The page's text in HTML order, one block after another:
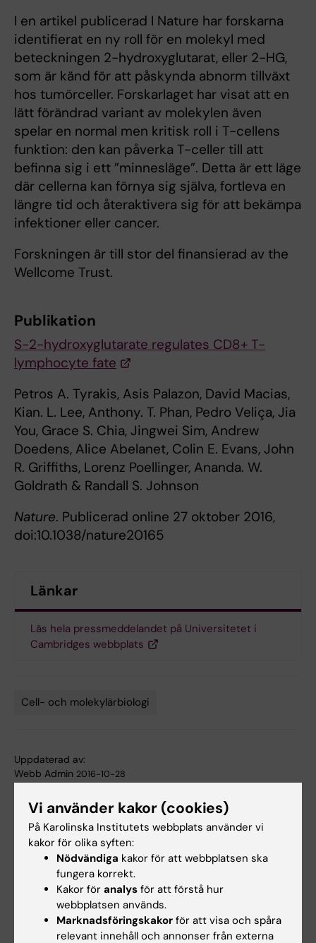
I en artikel publicerad I Nature har forskarna
identifierat en ny roll för en molekyl med
beteckningen 2-hydroxyglutarat, eller 2-HG,
som är känd för att påskynda abnorm tillväxt
hos tumörceller. Forskarlaget har visat att en
lätt förändrad variant av molekylen även
spelar en normal men kritisk roll i T-cellens
funktion: den kan påverka T-celler till att
befinna sig i ett ”minnesläge”. Detta är ett läge
där cellerna kan förnya sig själva, fortleva en
längre tid och återaktivera sig för att bekämpa
infektioner eller cancer.
Forskningen är till stor del finansierad av the
Wellcome Trust.
Publikation
S-2-hydroxyglutarate regulates CD8+ T-
lymphocyte fate
Petros A. Tyrakis, Asis Palazon, David Macias,
Kian. L. Lee, Anthony. T. Phan, Pedro Veliça, Jia
You, Grace S. Chia, Jingwei Sim, Andrew
Doedens, Alice Abelanet, Colin E. Evans, John
R. Griffiths, Lorenz Poellinger, Ananda. W.
Goldrath & Randall S. Johnson
Nature. Publicerad online 27 oktober 2016,
doi:10.1038/nature20165
Länkar
Läs hela pressmeddelandet på Universitetet i
Cambridges webbplats
Cell- och molekylärbiologi
Uppdaterad av:
Webb Admin 2016-10-28
Dela
Relaterade artiklar
Vi använder kakor (cookies)
På Karolinska Institutets webbplats använder vi
kakor för olika syften:
Nödvändiga kakor för att webbplatsen ska
fungera korrekt.
Kakor för analys för att förstå hur
webbplatsen används.
Marknadsföringskakor för att visa och spåra
relevant innehåll och annonser från externa